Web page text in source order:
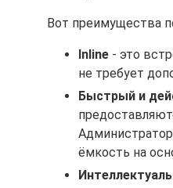
Вот преимущества
Inline - это
не требует
Быстрый и
ёмкость на